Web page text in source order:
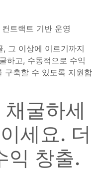
트랙트 기반 운영
그 이상에 이르기까지
하고, 수동적으로 수익
구축할 수 있도록 지원합
굴하세
세요. 더
익 창출.